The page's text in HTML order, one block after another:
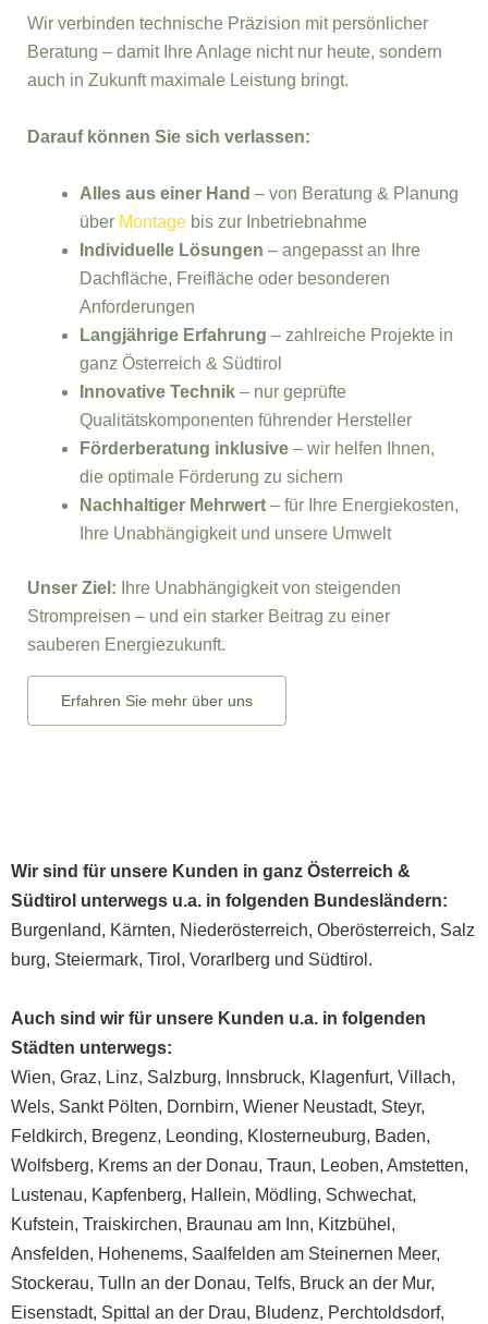
Wir verbinden technische Präzision mit persönlicher
Beratung – damit Ihre Anlage nicht nur heute, sondern
auch in Zukunft maximale Leistung bringt.
Darauf können Sie sich verlassen:
Alles aus einer Hand – von Beratung & Planung
über Montage bis zur Inbetriebnahme
Individuelle Lösungen – angepasst an Ihre
Dachfläche, Freifläche oder besonderen
Anforderungen
Langjährige Erfahrung – zahlreiche Projekte in
ganz Österreich & Südtirol
Innovative Technik – nur geprüfte
Qualitätskomponenten führender Hersteller
Förderberatung inklusive – wir helfen Ihnen,
die optimale Förderung zu sichern
Nachhaltiger Mehrwert – für Ihre Energiekosten,
Ihre Unabhängigkeit und unsere Umwelt
Unser Ziel: Ihre Unabhängigkeit von steigenden
Strompreisen – und ein starker Beitrag zu einer
sauberen Energiezukunft.
Erfahren Sie mehr über uns
Wir sind für unsere Kunden in ganz Österreich &
Südtirol unterwegs u.a. in folgenden Bundesländern:
Burgenland, Kärnten, Niederösterreich, Oberösterreich, Salz
burg, Steiermark, Tirol , Vorarlberg und Südtirol .
Auch sind wir für unsere Kunden u.a. in folgenden
Städten unterwegs:
Wien, Graz, Linz, Salzburg, Innsbruck, Klagenfurt, Villach,
Wels, Sankt Pölten, Dornbirn, Wiener Neustadt, Steyr,
Feldkirch, Bregenz, Leonding, Klosterneuburg, Baden,
Wolfsberg, Krems an der Donau, Traun, Leoben, Amstetten,
Lustenau, Kapfenberg, Hallein, Mödling, Schwechat,
Kufstein, Traiskirchen, Braunau am Inn, Kitzbühel ,
Ansfelden, Hohenems, Saalfelden am Steinernen Meer,
Stockerau, Tulln an der Donau, Telfs, Bruck an der Mur,
Eisenstadt, Spittal an der Drau, Bludenz, Perchtoldsdorf,